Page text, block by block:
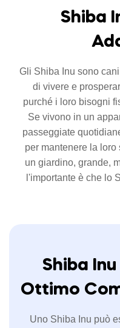
Shiba
Gli Shiba Inu sono
di vivere e
purché i loro bisogni
Se vivono in un
passeggiate
per mantenere la
un giardino, grande,
l'importante è che lo
Shiba
Ottimo
Uno Shiba Inu può